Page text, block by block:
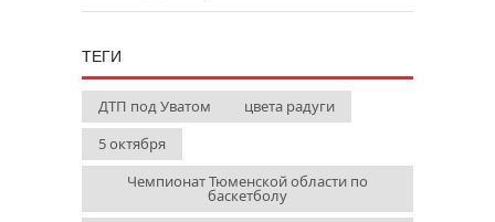
ТЕГИ
ДТП под Уватом
цвета радуги
5 октября
Чемпионат Тюменской области по
баскетболу